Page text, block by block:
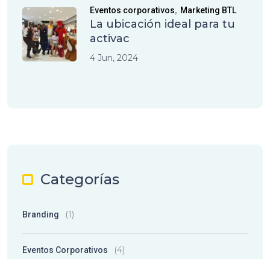
Eventos corporativos, Marketing BTL
La ubicación ideal para tu
activac
4 Jun, 2024
Categorías
Branding (1)
Eventos Corporativos (4)